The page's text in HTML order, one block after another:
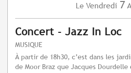
Le Vendredi 7
Concert - Jazz In Loc
MUSIQUE
À partir de 18h30, c’est dans les
de Moor Braz que Jacques